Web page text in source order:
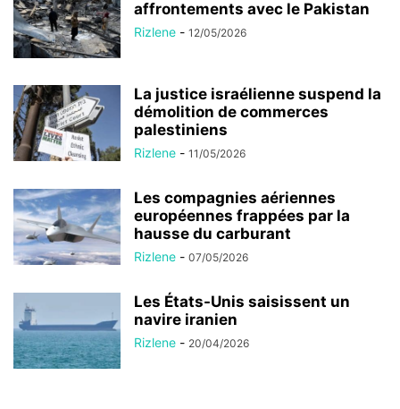
affrontements avec le Pakistan
Rizlene - 12/05/2026
La justice israélienne suspend la
démolition de commerces
palestiniens
Rizlene - 11/05/2026
Les compagnies aériennes
européennes frappées par la
hausse du carburant
Rizlene - 07/05/2026
Les États-Unis saisissent un
navire iranien
Rizlene - 20/04/2026